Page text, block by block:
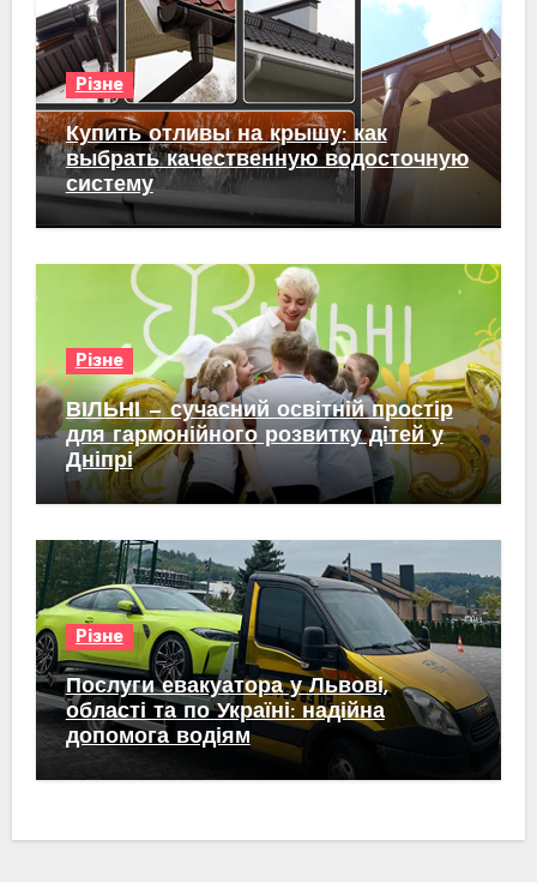
Різне
Купить отливы на крышу: как
выбрать качественную водосточную
систему
Різне
ВІЛЬНІ — сучасний освітній простір
для гармонійного розвитку дітей у
Дніпрі
Різне
Послуги евакуатора у Львові,
області та по Україні: надійна
допомога водіям